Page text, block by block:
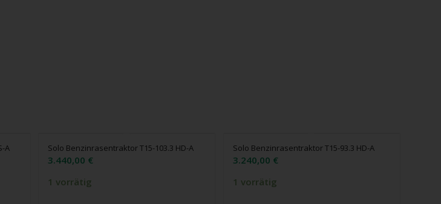
A Solo Benzinrasentraktor T15-103.3 HD-A
3.440,00 €
1 vorrätig
Solo Benzinrasentraktor T15-93.3 HD-A
3.240,00 €
1 vorrätig